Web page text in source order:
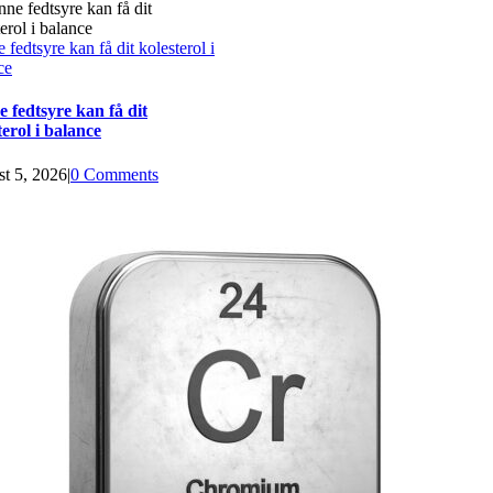
fedtsyre kan få dit kolesterol i
fedtsyre kan få dit
i balance
5, 2026|0 Comments